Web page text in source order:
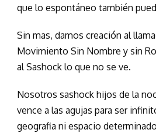
que lo espontáneo también
Sin mas, damos creación al
Movimiento Sin Nombre y sin
al Sashock lo que no se ve.
Nosotros sashock hijos de la
vence a las agujas para ser
geografia ni espacio